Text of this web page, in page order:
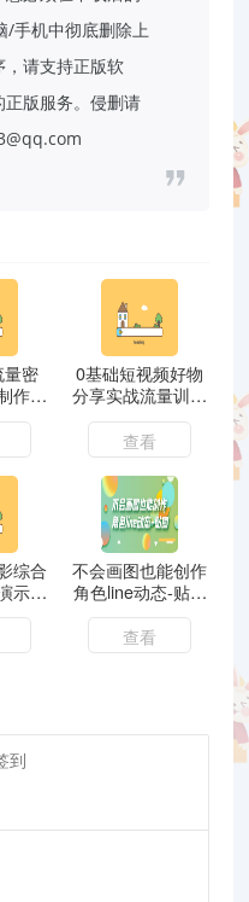
/手机中彻底删除上
请支持正版软
版服务。侵删请
量密
作各
频
音频
）
0基础短视频好物
分享实战流量训练
营，从0-1成为好
物分享实战达人
查看
综合
示从
影
不会画图也能创作
角色line动态-贴图
【画质高清】
查看
到